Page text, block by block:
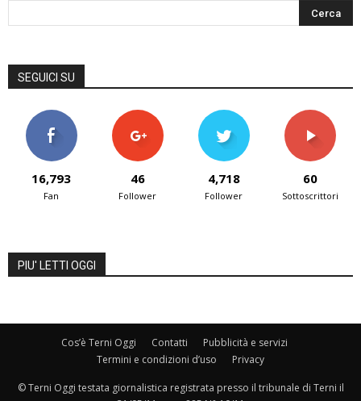
SEGUICI SU
16,793
Fan
46
Follower
4,718
Follower
60
Sottoscrittori
PIU' LETTI OGGI
Cos’è Terni Oggi Contatti
Pubblicità e servizi
Termini e condizioni d’uso
Privacy
© Terni Oggi testata giornalistica registrata presso il tribunale di Terni il